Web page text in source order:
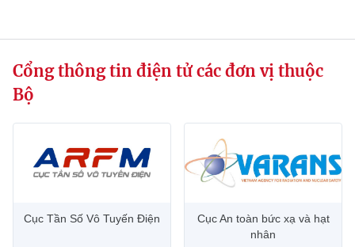
Trang chủ
Chức năng nhiệm vụ
Tin tức sự kiện
Hệ thống văn bản
Cổng thông tin điện tử các đơn vị thuộc
Bộ
Cục Tần Số Vô Tuyến Điện
Cục An toàn bức xạ và hạt
nhân